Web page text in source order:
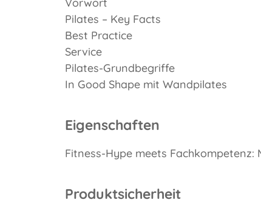
Pilates – Key Facts
Best Practice
Service
Pilates-Grundbegriffe
In Good Shape mit Wandpilates
Eigenschaften
Fitness-Hype meets
Produktsicherheit